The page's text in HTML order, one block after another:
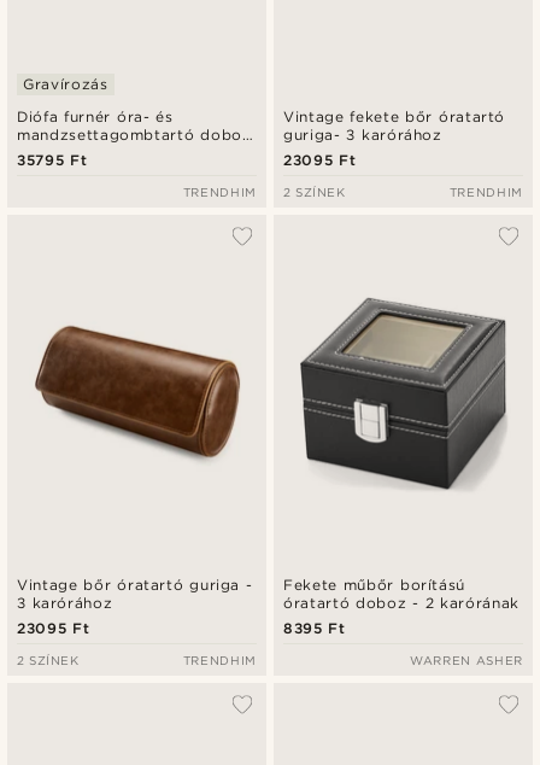
Diófa furnér óra- és
mandzsettagombtartó doboz
- 8 rekeszes
Gravírozás
35795 Ft
TRENDHIM
Vintage fekete bőr óratartó
guriga- 3 karórához
23095 Ft
2 SZÍNEK TRENDHIM
Vintage bőr óratartó guriga -
3 karórához
23095 Ft
2 SZÍNEK TRENDHIM
Fekete műbőr borítású
óratartó doboz - 2 karórának
8395 Ft
WARREN ASHER